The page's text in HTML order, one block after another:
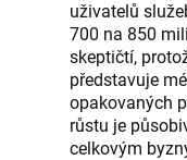
uživatelů
700 na 850
skeptičtí,
představuje
opakovaných
růstu je
celkovým